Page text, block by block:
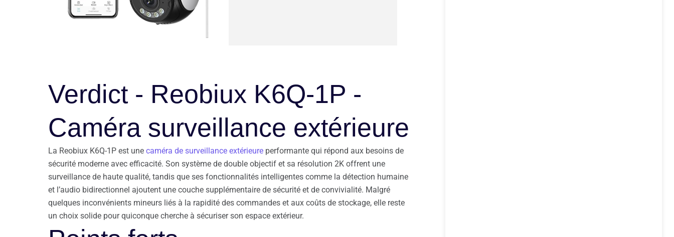
Verdict - Reobiux K6Q-1P -
Caméra surveillance extérieure
La Reobiux K6Q-1P est une caméra de surveillance extérieure performante qui répond aux besoins de
sécurité moderne avec efficacité. Son système de double objectif et sa résolution 2K offrent une
surveillance de haute qualité, tandis que ses fonctionnalités intelligentes comme la détection humaine
et l’audio bidirectionnel ajoutent une couche supplémentaire de sécurité et de convivialité. Malgré
quelques inconvénients mineurs liés à la rapidité des commandes et aux coûts de stockage, elle reste
un choix solide pour quiconque cherche à sécuriser son espace extérieur.